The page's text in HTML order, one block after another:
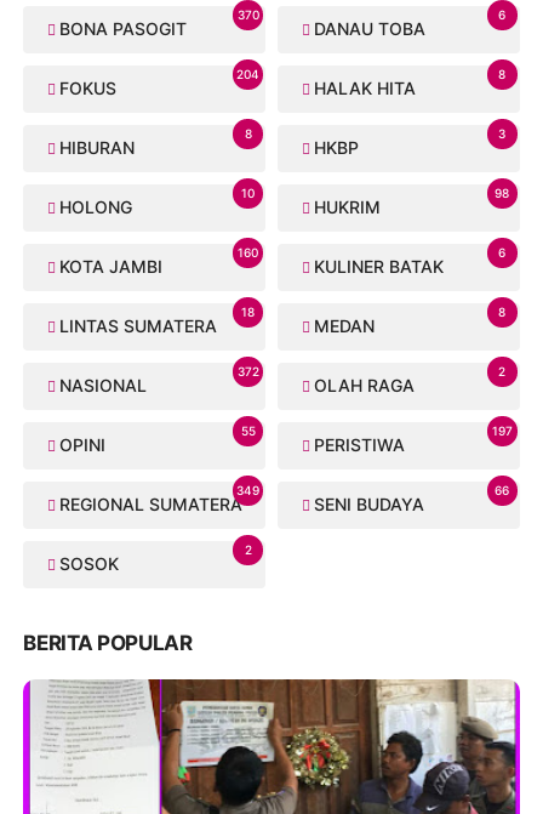
BONA PASOGIT
370
DANAU TOBA
6
FOKUS
204
HALAK HITA
8
HIBURAN
8
HKBP
3
HOLONG
10
HUKRIM
98
KOTA JAMBI
160
KULINER BATAK
6
LINTAS SUMATERA
18
MEDAN
8
NASIONAL
372
OLAH RAGA
2
OPINI
55
PERISTIWA
197
REGIONAL SUMATERA
349
SENI BUDAYA
66
SOSOK
2
BERITA POPULAR